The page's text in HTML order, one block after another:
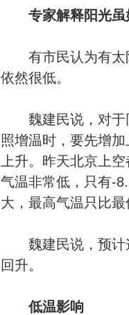
专家解释阳光虽
有市民认为有太
依然很低。
魏建民说，对于
照增温时，要先增
上升。昨天北京上
气温非常低，只有-
大，最高气温只比
魏建民说，预计
回升。
低温影响